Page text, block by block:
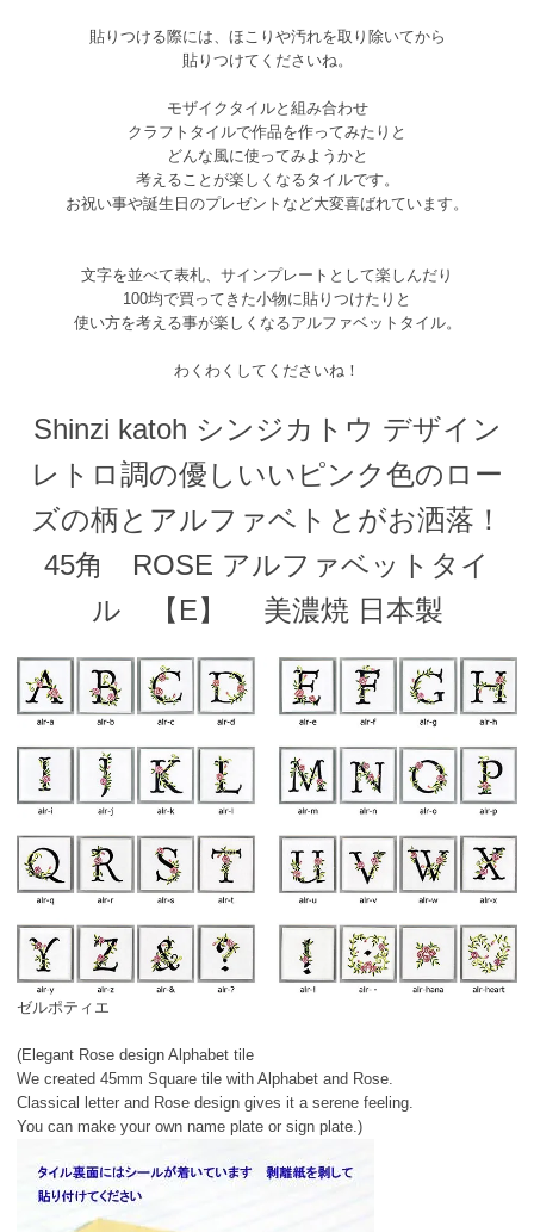
貼りつける際には、ほこりや汚れを取り除いてから
貼りつけてくださいね。
モザイクタイルと組み合わせ
クラフトタイルで作品を作ってみたりと
どんな風に使ってみようかと
考えることが楽しくなるタイルです。
お祝い事や誕生日のプレゼントなど大変喜ばれています。
文字を並べて表札、サインプレートとして楽しんだり
100均で買ってきた小物に貼りつけたりと
使い方を考える事が楽しくなるアルファベットタイル。
わくわくしてくださいね！
Shinzi katoh シンジカトウ デザイン
レトロ調の優しいいピンク色のロー
ズの柄とアルファベトとがお洒落！
45角 ROSE アルファベットタイ
ル 【E】 美濃焼 日本製
ゼルポティエ
(Elegant Rose design Alphabet tile
We created 45mm Square tile with Alphabet and Rose.
Classical letter and Rose design gives it a serene feeling.
You can make your own name plate or sign plate.)